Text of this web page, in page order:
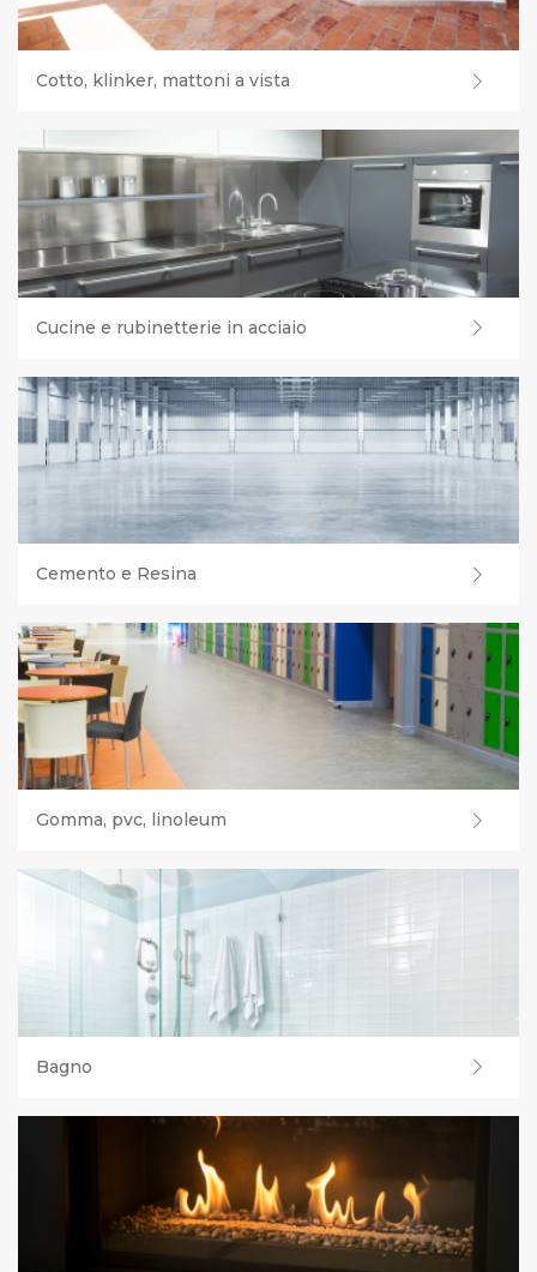
Cotto, klinker, mattoni a vista
Cucine e rubinetterie in acciaio
Cemento e Resina
Gomma, pvc, linoleum
Bagno